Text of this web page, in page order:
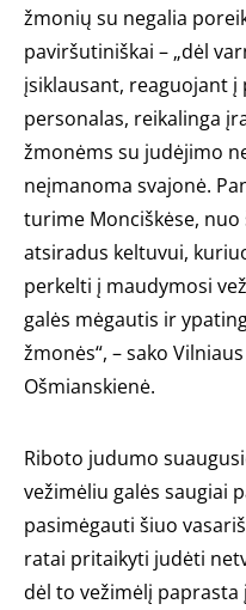
žmonių su negalia
paviršutiniškai – „dėl
įsiklausant, reaguojant į
personalas, reikalinga
žmonėms su judėjimo
neįmanoma svajonė.
turime Monciškėse,
atsiradus keltuvui,
perkelti į maudymosi
galės mėgautis ir
žmonės“, – sako
Ošmianskienė.
Riboto judumo
vežimėliu galės saugiai
pasimėgauti šiuo
ratai pritaikyti judėti
dėl to vežimėlį